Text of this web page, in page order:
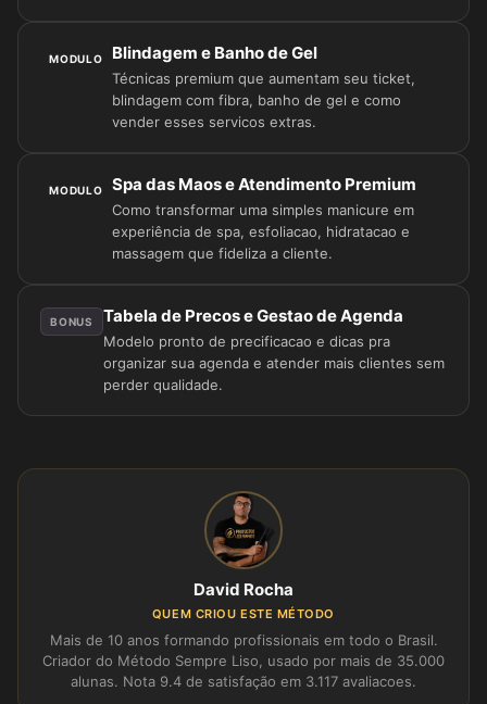
MODULO Blindagem e Banho de Gel
Técnicas premium que aumentam seu ticket,
blindagem com fibra, banho de gel e como
vender esses servicos extras.
MODULO Spa das Maos e Atendimento Premium
Como transformar uma simples manicure em
experiência de spa, esfoliacao, hidratacao e
massagem que fideliza a cliente.
BONUS Tabela de Precos e Gestao de Agenda
Modelo pronto de precificacao e dicas pra
organizar sua agenda e atender mais clientes sem
perder qualidade.
David Rocha
QUEM CRIOU ESTE MÉTODO
Mais de 10 anos formando profissionais em todo o Brasil.
Criador do Método Sempre Liso, usado por mais de 35.000
alunas. Nota 9.4 de satisfação em 3.117 avaliacoes.